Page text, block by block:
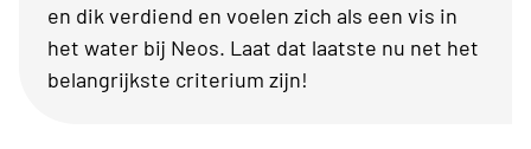
en dik verdiend en voelen zich als een vis in
het water bij Neos. Laat dat laatste nu net het
belangrijkste criterium zijn!